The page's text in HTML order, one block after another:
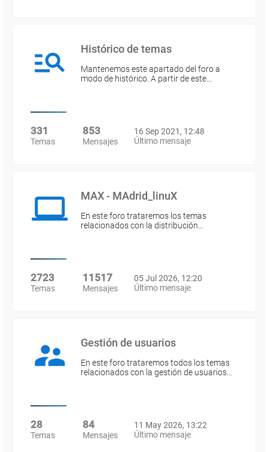
Histórico de temas
Mantenemos este apartado del foro a
modo de histórico. A partir de este…
331
Temas
853
Mensajes
16 Sep 2021, 12:48
Último mensaje
MAX - MAdrid_linuX
En este foro trataremos los temas
relacionados con la distribución…
2723
Temas
11517
Mensajes
05 Jul 2026, 12:20
Último mensaje
Gestión de usuarios
En este foro trataremos todos los temas
relacionados con la gestión de usuarios…
28
Temas
84
Mensajes
11 May 2026, 13:22
Último mensaje